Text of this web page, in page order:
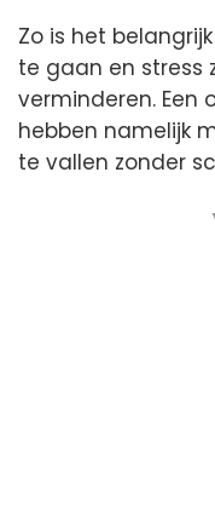
Zo is het
te gaan en stress
verminderen. Een
hebben namelijk
te vallen zonder